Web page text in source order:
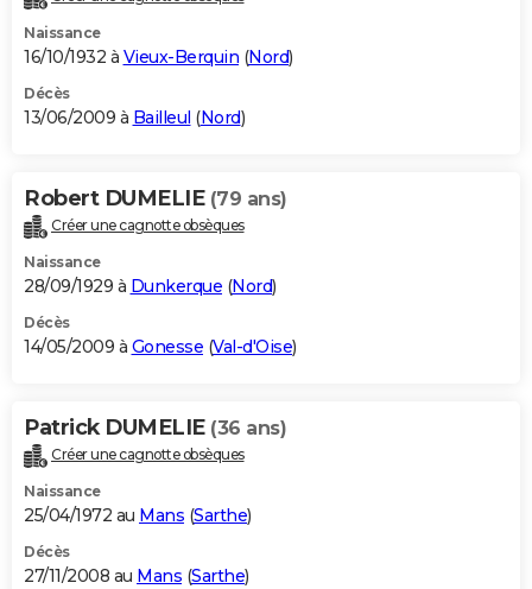
Naissance
16/10/1932 à Vieux-Berquin (Nord)
Décès
13/06/2009 à Bailleul (Nord)
Robert DUMELIE (79 ans)
Créer une cagnotte obsèques
Naissance
28/09/1929 à Dunkerque (Nord)
Décès
14/05/2009 à Gonesse (Val-d'Oise)
Patrick DUMELIE (36 ans)
Créer une cagnotte obsèques
Naissance
25/04/1972 au Mans (Sarthe)
Décès
27/11/2008 au Mans (Sarthe)